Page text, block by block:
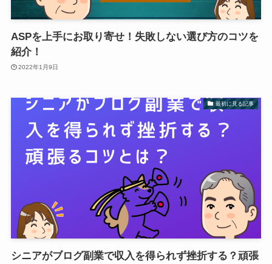
ASPを上手にお取り寄せ！失敗しない選び方のコツを
紹介！
2022年1月9日
最初に見る記事
シニアがブログ副業で収入を得られず挫折する？頑張